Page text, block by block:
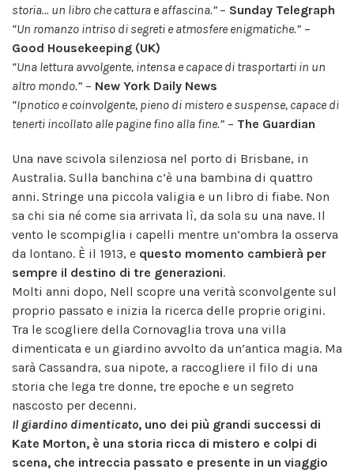
storia... un libro che cattura e affascina.” – Sunday Telegraph
“Un romanzo intriso di segreti e atmosfere enigmatiche.” –
Good Housekeeping (UK)
“Una lettura avvolgente, intensa e capace di trasportarti in un
altro mondo.” – New York Daily News
“Ipnotico e coinvolgente, pieno di mistero e suspense, capace di
tenerti incollato alle pagine fino alla fine.” – The Guardian
Una nave scivola silenziosa nel porto di Brisbane, in
Australia. Sulla banchina c’è una bambina di quattro
anni. Stringe una piccola valigia e un libro di fiabe. Non
sa chi sia né come sia arrivata lì, da sola su una nave. Il
vento le scompiglia i capelli mentre un’ombra la osserva
da lontano. È il 1913, e questo momento cambierà per
sempre il destino di tre generazioni.
Molti anni dopo, Nell scopre una verità sconvolgente sul
proprio passato e inizia la ricerca delle proprie origini.
Tra le scogliere della Cornovaglia trova una villa
dimenticata e un giardino avvolto da un’antica magia. Ma
sarà Cassandra, sua nipote, a raccogliere il filo di una
storia che lega tre donne, tre epoche e un segreto
nascosto per decenni.
Il giardino dimenticato, uno dei più grandi successi di
Kate Morton, è una storia ricca di mistero e colpi di
scena, che intreccia passato e presente in un viaggio